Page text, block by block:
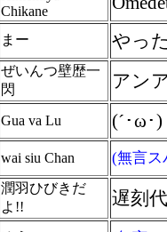
Chikane
まー やっ
ぜいんつ壁歴一
閃
アン
Gua va Lu (´･ω･
wai siu Chan (無言ス
潤羽ひびきだ
よ!!
遅刻